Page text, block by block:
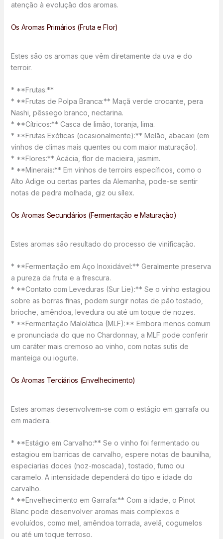
atenção à evolução dos aromas.
Os Aromas Primários (Fruta e Flor)
Estes são os aromas que vêm diretamente da uva e do
terroir.
* **Frutas:**
* **Frutas de Polpa Branca:** Maçã verde crocante, pera
Nashi, pêssego branco, nectarina.
* **Cítricos:** Casca de limão, toranja, lima.
* **Frutas Exóticas (ocasionalmente):** Melão, abacaxi (em
vinhos de climas mais quentes ou com maior maturação).
* **Flores:** Acácia, flor de macieira, jasmim.
* **Minerais:** Em vinhos de terroirs específicos, como o
Alto Adige ou certas partes da Alemanha, pode-se sentir
notas de pedra molhada, giz ou sílex.
Os Aromas Secundários (Fermentação e Maturação)
Estes aromas são resultado do processo de vinificação.
* **Fermentação em Aço Inoxidável:** Geralmente preserva
a pureza da fruta e a frescura.
* **Contato com Leveduras (Sur Lie):** Se o vinho estagiou
sobre as borras finas, podem surgir notas de pão tostado,
brioche, amêndoa, levedura ou até um toque de nozes.
* **Fermentação Malolática (MLF):** Embora menos comum
e pronunciada do que no Chardonnay, a MLF pode conferir
um caráter mais cremoso ao vinho, com notas sutis de
manteiga ou iogurte.
Os Aromas Terciários (Envelhecimento)
Estes aromas desenvolvem-se com o estágio em garrafa ou
em madeira.
* **Estágio em Carvalho:** Se o vinho foi fermentado ou
estagiou em barricas de carvalho, espere notas de baunilha,
especiarias doces (noz-moscada), tostado, fumo ou
caramelo. A intensidade dependerá do tipo e idade do
carvalho.
* **Envelhecimento em Garrafa:** Com a idade, o Pinot
Blanc pode desenvolver aromas mais complexos e
evoluídos, como mel, amêndoa torrada, avelã, cogumelos
ou até um toque terroso.